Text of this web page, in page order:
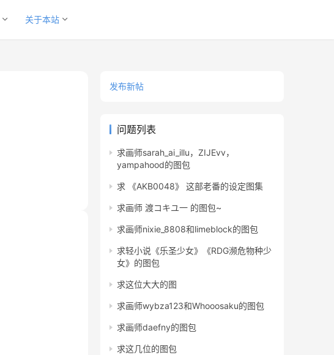
关于本站
发布新帖
问题列表
求画师sarah_ai_illu，ZIJEvv，
yampahood的图包
求 《AKB0048》 这部老番的设定图集
求画师 渡コキユ一 的图包~
求画师nixie_8808和limeblock的图包
求轻小说《乐圣少女》《RDG濒危物种少
女》的图包
求这位大大的图
求画师wybza123和Whooosaku的图包
求画师daefny的图包
求这几位的图包